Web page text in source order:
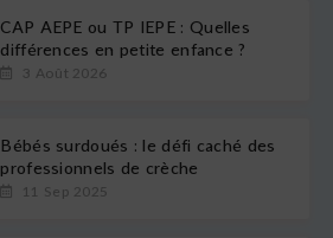
CAP AEPE ou TP IEPE : Quelles
différences en petite enfance ?
3 Août 2026
Bébés surdoués : le défi caché des
professionnels de crèche
11 Sep 2025